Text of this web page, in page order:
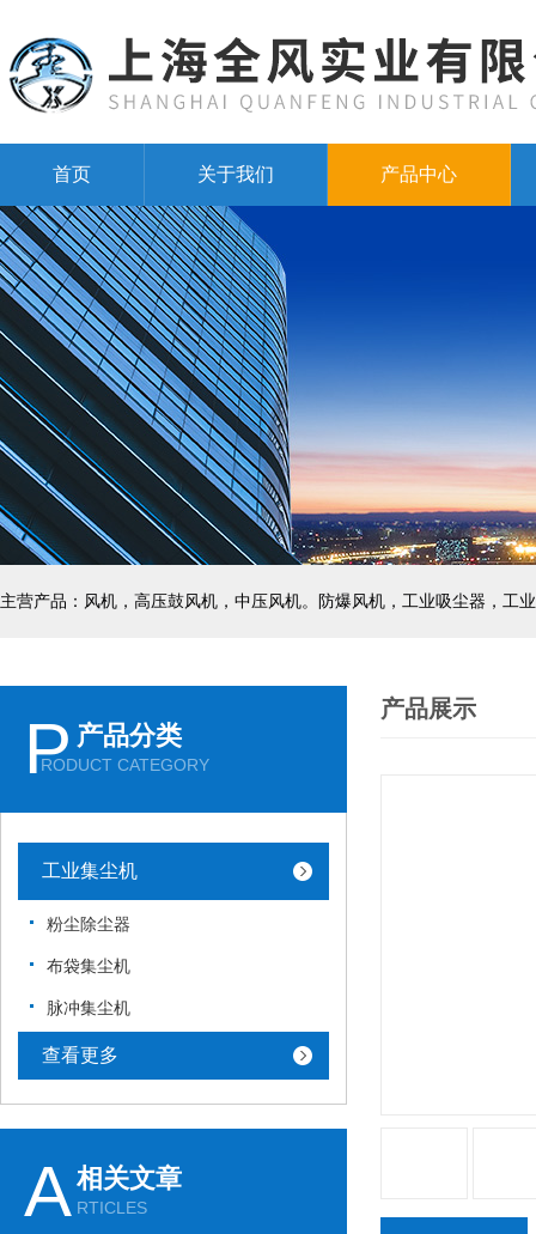
首页 关于我们 产品中心
主营产品：风机，高压鼓风机，中压风机。防爆风机，工业吸尘器，工
P 产品分类
RODUCT CATEGORY
工业集尘机
粉尘除尘器
布袋集尘机
脉冲集尘机
查看更多
A相关文章
RTICLES
产品展示